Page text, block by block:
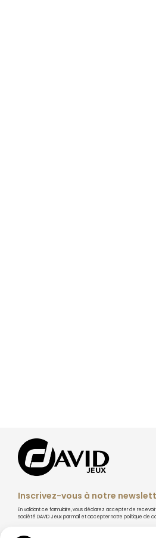
Inscrivez-vous à notre
En validant ce formulaire, vous déclarez accepter de
société DAVID Jeux par mail et accepter notre politique de